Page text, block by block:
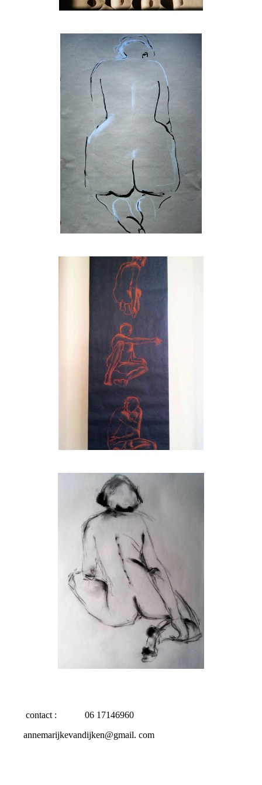
contact : 06 17146960
annemarijkevandijken@gmail. com